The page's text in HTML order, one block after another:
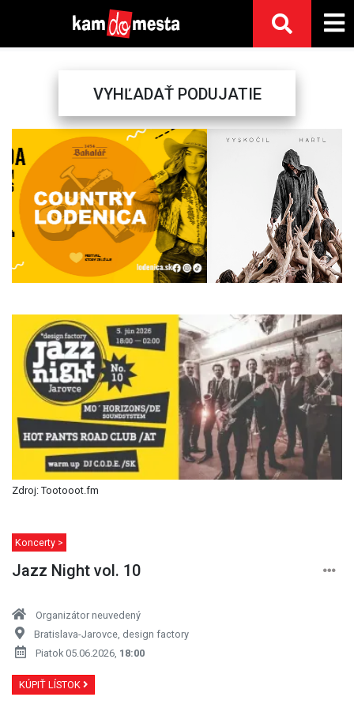
VYHĽADAŤ PODUJATIE
Previous Next
Zdroj: Tootooot.fm
Koncerty >
Jazz Night vol. 10
Organizátor neuvedený
Bratislava-Jarovce, design factory
Piatok 05.06.2026, 18:00
KÚPIŤ LÍSTOK